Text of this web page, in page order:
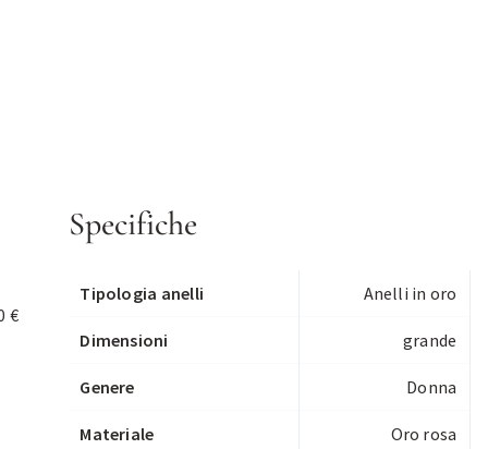
€
Specifiche
Tipologia anelli Anelli in oro
Dimensioni grande
Genere Donna
Materiale Oro rosa